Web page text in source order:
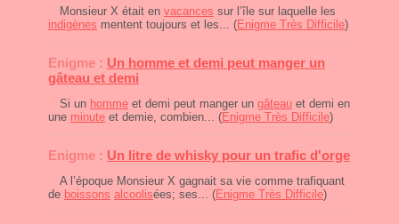
Monsieur X était en vacances sur l’île sur laquelle les
indigènes mentent toujours et les... (Enigme Très Difficile)
Enigme : Un homme et demi peut manger un
gâteau et demi
Si un homme et demi peut manger un gâteau et demi en
une minute et demie, combien... (Enigme Très Difficile)
Enigme : Un litre de whisky pour un trafic d'orge
A l’époque Monsieur X gagnait sa vie comme trafiquant
de boissons alcoolisées; ses... (Enigme Très Difficile)